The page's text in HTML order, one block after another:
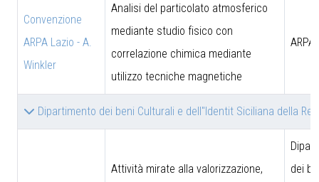
Convenzione
ARPA Lazio - A.
Winkler
Analisi del particolato atmosferico
mediante studio fisico con
correlazione chimica mediante
utilizzo tecniche magnetiche
ARPA
Dipartimento dei beni Culturali e dell''Identit Siciliana della
Attività mirate alla valorizzazione,
dei